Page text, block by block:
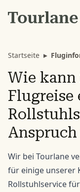
Startseite ▸
Wie
Flugreise
Anspruch
Wir bei Tourlane
für einige unserer
Rollstuhlservice